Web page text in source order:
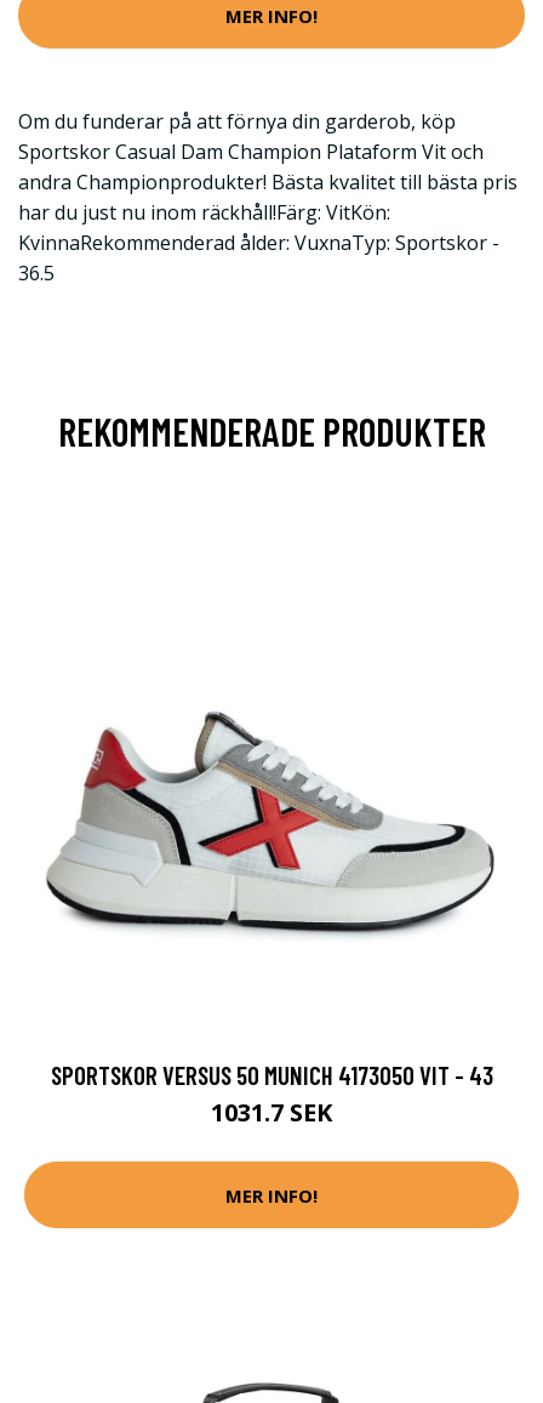
MER INFO!
Om du funderar på att förnya din garderob, köp
Sportskor Casual Dam Champion Plataform Vit och
andra Championprodukter! Bästa kvalitet till bästa pris
har du just nu inom räckhåll!Färg: VitKön:
KvinnaRekommenderad ålder: VuxnaTyp: Sportskor -
36.5
REKOMMENDERADE PRODUKTER
SPORTSKOR VERSUS 50 MUNICH 4173050 VIT - 43
1031.7 SEK
MER INFO!